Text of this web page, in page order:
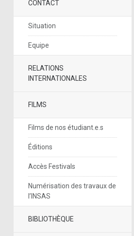
CONTACT
Situation
Equipe
RELATIONS
INTERNATIONALES
FILMS
Films de nos étudiant.e.s
Éditions
Accès Festivals
Numérisation des travaux de
l’INSAS
BIBLIOTHÈQUE